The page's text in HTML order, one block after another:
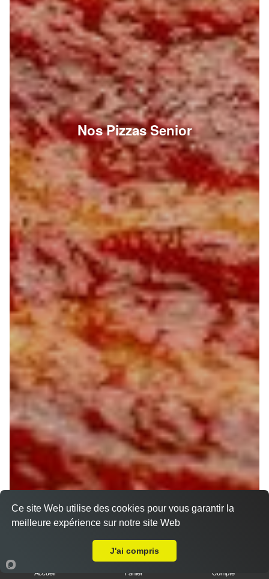
Nos Pizzas Senior
Accueil Panier Compte
Ce site Web utilise des cookies pour vous garantir la
meilleure expérience sur notre site Web
J'ai compris